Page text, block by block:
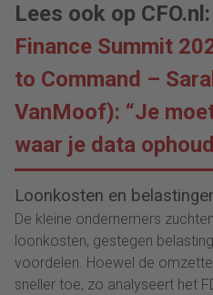
Lees ook op CFO.nl:
Finance Summit
to Command –
VanMoof): “Je
waar je data
Loonkosten en
De kleine ondernemers
loonkosten, gestegen
voordelen. Hoewel de
sneller toe, zo analyseert het